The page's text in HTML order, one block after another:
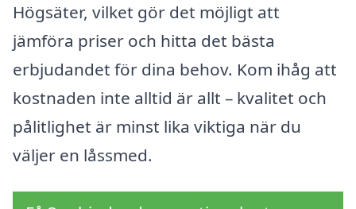
Högsäter, vilket gör det möjligt att
jämföra priser och hitta det bästa
erbjudandet för dina behov. Kom ihåg att
kostnaden inte alltid är allt – kvalitet och
pålitlighet är minst lika viktiga när du
väljer en låssmed.